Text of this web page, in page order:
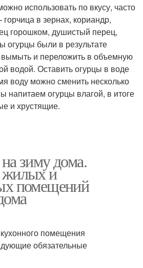
использовать по вкусу, часто
в зернах, кориандр,
горошком, душистый перец,
огурцы были в результате
и переложить в объемную
водой. Оставить огурцы в воде
воду можно сменить несколько
напитаем огурцы влагой, в итоге
и хрустящие.
зиму дома.
жилых и
помещений
помещения
обязательные